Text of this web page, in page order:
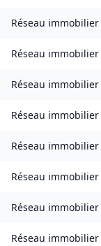
Réseau immobilier
Réseau immobilier
Réseau immobilier
Réseau immobilier
Réseau immobilier
Réseau immobilier
Réseau immobilier
Réseau immobilier